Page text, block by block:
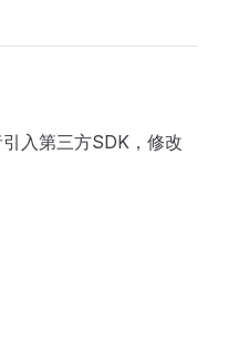
入第三方SDK，修改